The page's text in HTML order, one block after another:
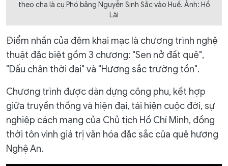
theo cha là cụ Phó bảng Nguyễn Sinh Sắc vào Huế. Ảnh: Hồ
Lài
Điểm nhấn của đêm khai mạc là chương trình nghệ
thuật đặc biệt gồm 3 chương: "Sen nở đất quê",
"Dấu chân thời đại" và "Hương sắc trường tồn".
Chương trình được dàn dựng công phu, kết hợp
giữa truyền thống và hiện đại, tái hiện cuộc đời, sự
nghiệp cách mạng của Chủ tịch Hồ Chí Minh, đồng
thời tôn vinh giá trị văn hóa đặc sắc của quê hương
Nghệ An.